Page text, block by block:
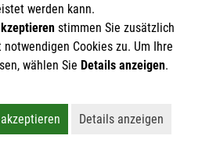
Buchung Ihres Kurses
werden kann.
stimmen Sie zusätzlich
Cookies zu. Um Ihre
wählen Sie Details anzeigen.
essentiellen Cookies ab
Akzeptiert alle Cookies
Details anzeigen